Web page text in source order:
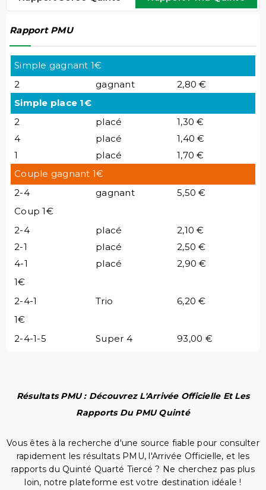
Rapport PMU
Simple gagnant 1€
2
gagnant
2,80 €
Simple place 1€
2
placé
1,30 €
4
placé
1,40 €
1
placé
1,70 €
Couple gagnant 1€
2-4
gagnant
5,50 €
Coup 1€
2-4
placé
2,10 €
2-1
placé
2,50 €
4-1
placé
2,90 €
1€
2-4-1
Trio
6,20 €
1€
2-4-1-5
Super 4 93,00 €
Résultats PMU : Découvrez L'Arrivée Officielle Et Les
Rapports Du PMU Quinté
Vous êtes à la recherche d'une source fiable pour consulter
rapidement les résultats PMU, l'Arrivée Officielle, et les
rapports du Quinté Quarté Tiercé ? Ne cherchez pas plus
loin, notre plateforme est votre destination idéale !